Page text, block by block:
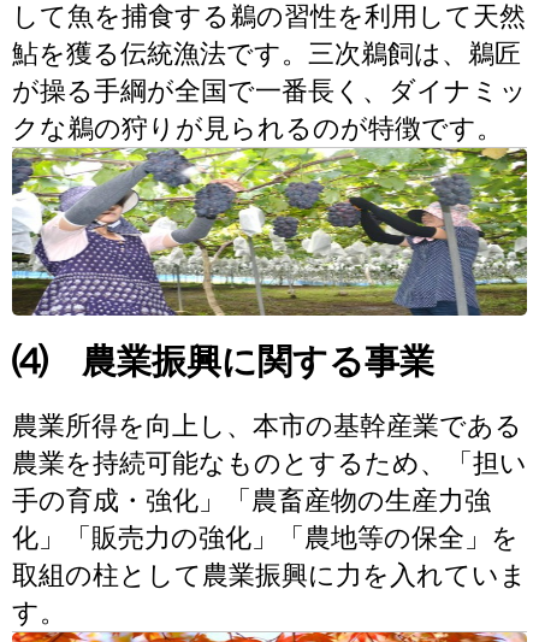
して魚を捕食する鵜の習性を利用して天然
鮎を獲る伝統漁法です。三次鵜飼は、鵜匠
が操る手綱が全国で一番長く、ダイナミッ
クな鵜の狩りが見られるのが特徴です。
⑷ 農業振興に関する事業
農業所得を向上し、本市の基幹産業である
農業を持続可能なものとするため、「担い
手の育成・強化」「農畜産物の生産力強
化」「販売力の強化」「農地等の保全」を
取組の柱として農業振興に力を入れていま
す。